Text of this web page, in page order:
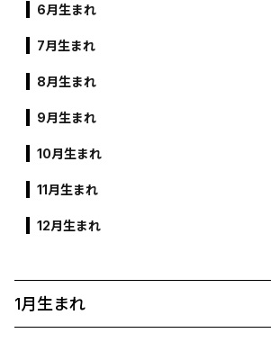
6月生まれ
7月生まれ
8月生まれ
9月生まれ
10月生まれ
11月生まれ
12月生まれ
1月生まれ